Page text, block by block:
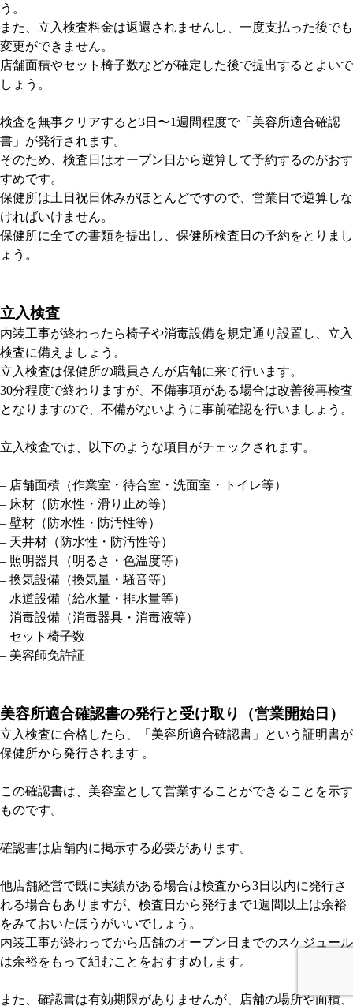
う。
また、立入検査料金は返還されませんし、一度支払った後でも
変更ができません。
店舗面積やセット椅子数などが確定した後で提出するとよいで
しょう。
検査を無事クリアすると3日〜1週間程度で「美容所適合確認
書」が発行されます。
そのため、検査日はオープン日から逆算して予約するのがおす
すめです。
保健所は土日祝日休みがほとんどですので、営業日で逆算しな
ければいけません。
保健所に全ての書類を提出し、保健所検査日の予約をとりまし
ょう。
立入検査
内装工事が終わったら椅子や消毒設備を規定通り設置し、立入
検査に備えましょう。
立入検査は保健所の職員さんが店舗に来て行います。
30分程度で終わりますが、不備事項がある場合は改善後再検査
となりますので、不備がないように事前確認を行いましょう。
立入検査では、以下のような項目がチェックされます。
– 店舗面積（作業室・待合室・洗面室・トイレ等）
– 床材（防水性・滑り止め等）
– 壁材（防水性・防汚性等）
– 天井材（防水性・防汚性等）
– 照明器具（明るさ・色温度等）
– 換気設備（換気量・騒音等）
– 水道設備（給水量・排水量等）
– 消毒設備（消毒器具・消毒液等）
– セット椅子数
– 美容師免許証
美容所適合確認書の発行と受け取り（営業開始日）
立入検査に合格したら、「美容所適合確認書」という証明書が
保健所から発行されます 。
この確認書は、美容室として営業することができることを示す
ものです。
確認書は店舗内に掲示する必要があります。
他店舗経営で既に実績がある場合は検査から3日以内に発行さ
れる場合もありますが、検査日から発行まで1週間以上は余裕
をみておいたほうがいいでしょう。
内装工事が終わってから店舗のオープン日までのスケジュール
は余裕をもって組むことをおすすめします。
また、確認書は有効期限がありませんが、店舗の場所や面積、